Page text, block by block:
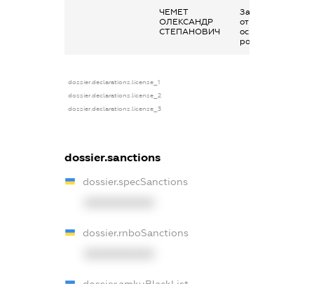
ЧЕМЕТ
ОЛЕКСАНДР
СТЕПАНОВИЧ
Заробітна плата
отримана за
основним місцем
роботи
dossier.declarations.license_1
dossier.declarations.license_2
dossier.declarations.license_3
dossier.sanctions
dossier.specSanctions
dossier.rnboSanctions